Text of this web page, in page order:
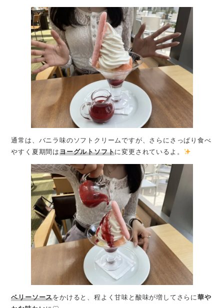
通常は、バニラ味のソフトクリームですが、さらにさっぱり食べ
やすく夏期間はヨーグルトソフトに変更されているよ。
ベリーソースをかけると、程よく甘味と酸味が増してさらに華や